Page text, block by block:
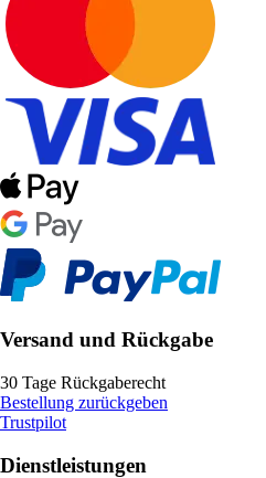
Versand und Rückgabe
30 Tage Rückgaberecht
Bestellung zurückgeben
Trustpilot
Dienstleistungen